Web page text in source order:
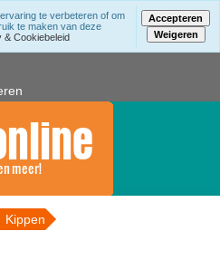
vanaf 20.00
Kippen
te verbeteren of om
te maken van deze
& Cookiebeleid
Accepteren
Weigeren